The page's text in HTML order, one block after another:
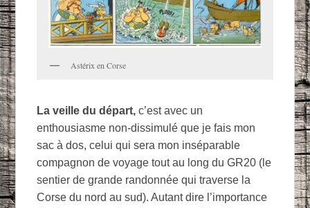
Astérix en Corse
La veille du départ, c’est avec un
enthousiasme non-dissimulé que je fais mon
sac à dos, celui qui sera mon inséparable
compagnon de voyage tout au long du GR20 (le
sentier de grande randonnée qui traverse la
Corse du nord au sud). Autant dire l’importance